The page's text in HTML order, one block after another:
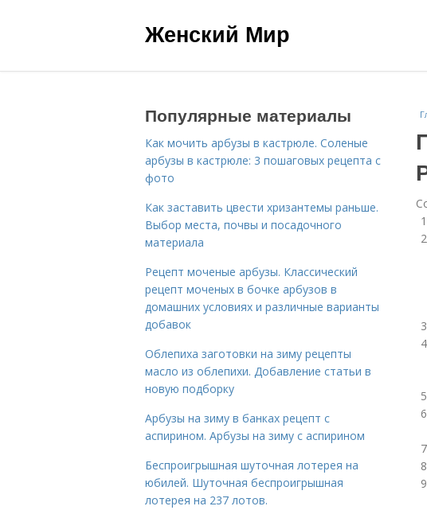
Женский Мир
Популярные материалы
Как мочить арбузы в кастрюле. Соленые
арбузы в кастрюле: 3 пошаговых рецепта с
фото
Как заставить цвести хризантемы раньше.
Выбор места, почвы и посадочного
материала
Рецепт моченые арбузы. Классический
рецепт моченых в бочке арбузов в
домашних условиях и различные варианты
добавок
Облепиха заготовки на зиму рецепты
масло из облепихи. Добавление статьи в
новую подборку
Арбузы на зиму в банках рецепт с
аспирином. Арбузы на зиму с аспирином
Беспроигрышная шуточная лотерея на
юбилей. Шуточная беспроигрышная
лотерея на 237 лотов.